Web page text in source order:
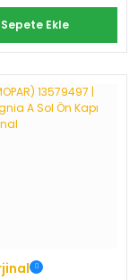
Sepete Ekle